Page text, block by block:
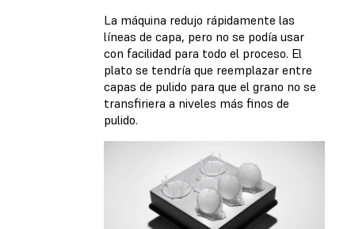
La máquina redujo rápidamente las
líneas de capa, pero no se podía usar
con facilidad para todo el proceso. El
plato se tendría que reemplazar entre
capas de pulido para que el grano no se
transfiriera a niveles más finos de
pulido.